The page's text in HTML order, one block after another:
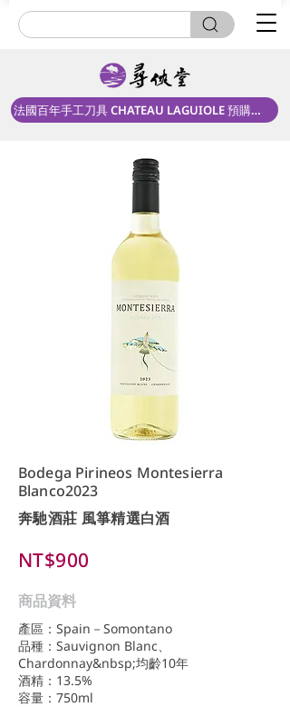
法國百年手工刀具 CHATEAU LAGUIOLE 預購中！
Bodega Pirineos Montesierra
Blanco2023
奔馳酒莊 風箏精選白酒
NT$900
商品資料
產區：Spain－Somontano
品種：Sauvignon Blanc、
Chardonnay&nbsp;均齡10年
酒精：13.5%
容量：750ml